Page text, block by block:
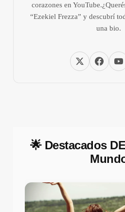
corazones en
“Ezekiel Frezza” y descubrí
una bio.
🌟 Destacados